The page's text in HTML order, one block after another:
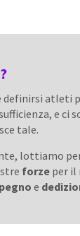
atleti
e ci
tale.
lottiamo
forze per il
e